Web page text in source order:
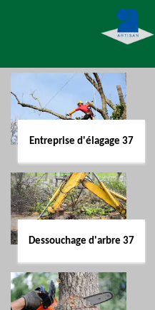
Entreprise d'élagage 37
Dessouchage d'arbre 37